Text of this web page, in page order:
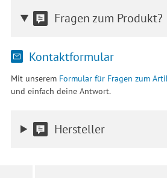
Fragen zum Produkt?
Kontaktformular
Mit unserem Formular für Fragen zum
und einfach deine Antwort.
Hersteller